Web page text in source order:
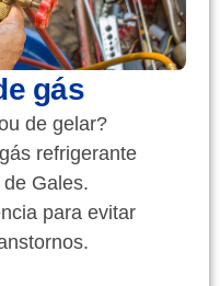
gás
de gelar?
refrigerante
Gales.
para evitar